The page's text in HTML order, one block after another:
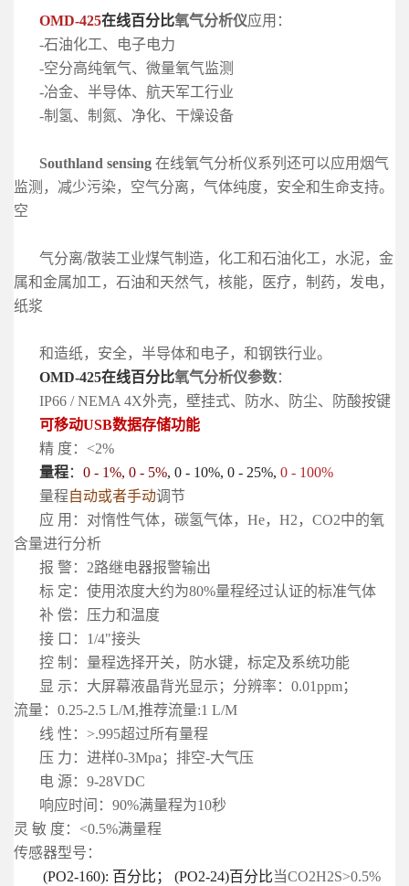
OMD-425在线百分比氧气分析仪应用：
-石油化工、电子电力
-空分高纯氧气、微量氧气监测
-冶金、半导体、航天军工行业
-制氢、制氮、净化、干燥设备
Southland sensing 在线氧气分析仪系列还可以应用烟气
监测，减少污染，空气分离，气体纯度，安全和生命支持。
空
气分离/散装工业煤气制造， 化工和石油化工，水泥，金
属和金属加工，石油和天然气，核能，医疗，制药，发电，
纸浆
和造纸，安全，半导体和电子，和钢铁行业。
OMD-425在线百分比氧气分析仪参数：
IP66 / NEMA 4X外壳，壁挂式、防水、防尘、防酸按键
可移动USB数据存储功能
精 度：<2%
量程： 0 - 1%, 0 - 5%, 0 - 10%, 0 - 25%, 0 - 100%
量程自动或者手动调节
应 用：对惰性气体，碳氢气体，He，H2，CO2中的氧
含量进行分析
报 警：2路继电器报警输出
标 定：使用浓度大约为80%量程经过认证的标准气体
补 偿：压力和温度
接 口：1/4"接头
控 制：量程选择开关，防水键，标定及系统功能
显 示：大屏幕液晶背光显示；分辨率：0.01ppm；
流量：0.25-2.5 L/M,推荐流量:1 L/M
线 性：>.995超过所有量程
压 力：进样0-3Mpa；排空-大气压
电 源：9-28VDC
响应时间：90%满量程为10秒
灵 敏 度：<0.5%满量程
传感器型号：
(PO2-160): 百分比； (PO2-24)百分比当CO2H2S>0.5%